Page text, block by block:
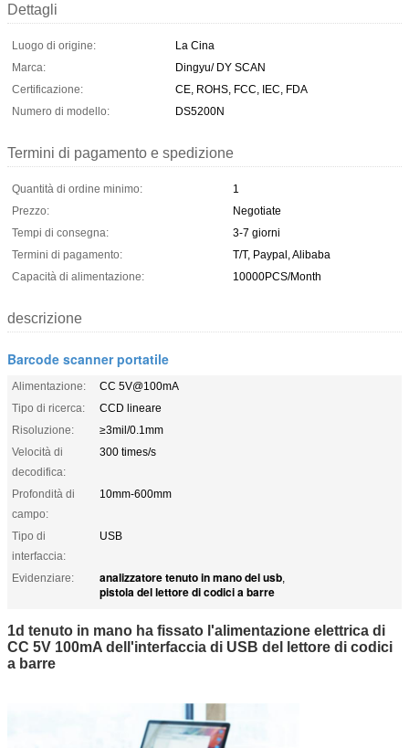
Dettagli
Luogo di origine:
La Cina
Marca:
Dingyu/ DY SCAN
Certificazione:
CE, ROHS, FCC, IEC, FDA
Numero di modello:
DS5200N
Termini di pagamento e spedizione
Quantità di ordine minimo:
1
Prezzo:
Negotiate
Tempi di consegna:
3-7 giorni
Termini di pagamento:
T/T, Paypal, Alibaba
Capacità di alimentazione:
10000PCS/Month
descrizione
Barcode scanner portatile
Alimentazione:
CC 5V@100mA
Tipo di ricerca:
CCD lineare
Risoluzione:
≥3mil/0.1mm
Velocità di
decodifica:
300 times/s
Profondità di
campo:
10mm-600mm
Tipo di
interfaccia:
USB
Evidenziare: analizzatore tenuto in mano del usb,
pistola del lettore di codici a barre
1d tenuto in mano ha fissato l'alimentazione elettrica di
CC 5V 100mA dell'interfaccia di USB del lettore di codici
a barre